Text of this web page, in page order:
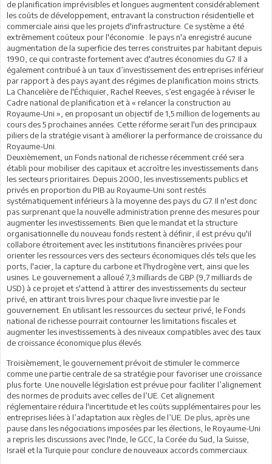
de planification imprévisibles et longues augmentent considérablement
les coûts de développement, entravant la construction résidentielle et
commerciale ainsi que les projets d'infrastructure. Ce système a été
extrêmement coûteux pour l'économie : le pays n'a enregistré aucune
augmentation de la superficie des terres construites par habitant depuis
1990, ce qui contraste fortement avec d'autres économies du G7. Il a
également contribué à un taux d’investissement des entreprises inférieur
par rapport à des pays ayant des régimes de planification moins stricts.
La Chancelière de l'Échiquier, Rachel Reeves, s’est engagée à réviser le
Cadre national de planification et à « relancer la construction au
Royaume-Uni », en proposant un objectif de 1,5 million de logements au
cours des 5 prochaines années. Cette réforme serait l'un des principaux
piliers de la stratégie visant à améliorer la performance de croissance du
Royaume-Uni.
Deuxièmement, un Fonds national de richesse récemment créé sera
établi pour mobiliser des capitaux et accroître les investissements dans
les secteurs prioritaires. Depuis 2000, les investissements publics et
privés en proportion du PIB au Royaume-Uni sont restés
systématiquement inférieurs à la moyenne des pays du G7. Il n'est donc
pas surprenant que la nouvelle administration prenne des mesures pour
augmenter les investissements. Bien que le mandat et la structure
organisationnelle du nouveau fonds restent à définir, il est prévu qu'il
collabore étroitement avec les institutions financières privées pour
orienter les ressources vers des secteurs économiques clés tels que les
ports, l'acier, la capture du carbone et l'hydrogène vert, ainsi que les
usines. Le gouvernement a alloué 7,3 milliards de GBP (9,7 milliards de
USD) à ce projet et s'attend à attirer des investissements du secteur
privé, en attirant trois livres pour chaque livre investie par le
gouvernement. En utilisant les ressources du secteur privé, le Fonds
national de richesse pourrait contourner les limitations fiscales et
augmenter les investissements à des niveaux compatibles avec des taux
de croissance économique plus élevés.
Troisièmement, le gouvernement prévoit de stimuler le commerce
comme une partie centrale de sa stratégie pour favoriser une croissance
plus forte. Une nouvelle législation est prévue pour faciliter l’alignement
des normes de produits avec celles de l’UE. Cet alignement
réglementaire réduira l'incertitude et les coûts supplémentaires pour les
entreprises liées à l’adaptation aux règles de l’UE. De plus, après une
pause dans les négociations imposées par les élections, le Royaume-Uni
a repris les discussions avec l'Inde, le GCC, la Corée du Sud, la Suisse,
Israël et la Turquie pour conclure de nouveaux accords commerciaux.